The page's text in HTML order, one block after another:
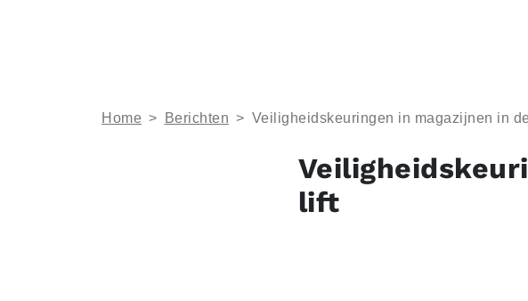
Home > Berichten > Veiligheidskeuringen in magazijnen in
lift